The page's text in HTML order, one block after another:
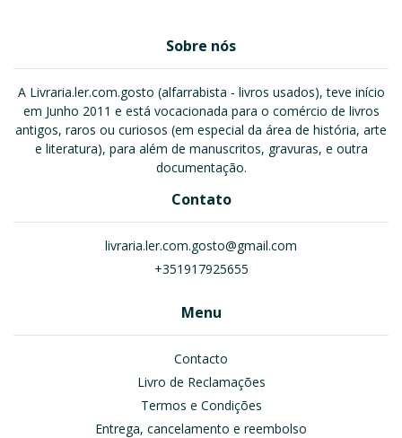
Sobre nós
A Livraria.ler.com.gosto (alfarrabista - livros usados), teve início
em Junho 2011 e está vocacionada para o comércio de livros
antigos, raros ou curiosos (em especial da área de história, arte
e literatura), para além de manuscritos, gravuras, e outra
documentação.
Contato
livraria.ler.com.gosto@gmail.com
+351917925655
Menu
Contacto
Livro de Reclamações
Termos e Condições
Entrega, cancelamento e reembolso